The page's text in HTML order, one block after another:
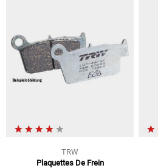
TRW
Plaquettes De Frein